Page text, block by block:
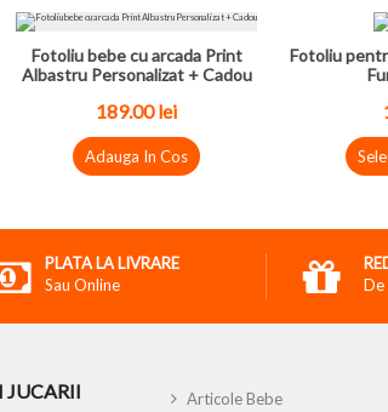
Fotoliu bebe cu arcada Print
Albastru Personalizat + Cadou
189.00 lei
Adauga In Cos
Fotoliu
PLATA LA LIVRARE
Sau Online
De
JUCARII
Articole Bebe